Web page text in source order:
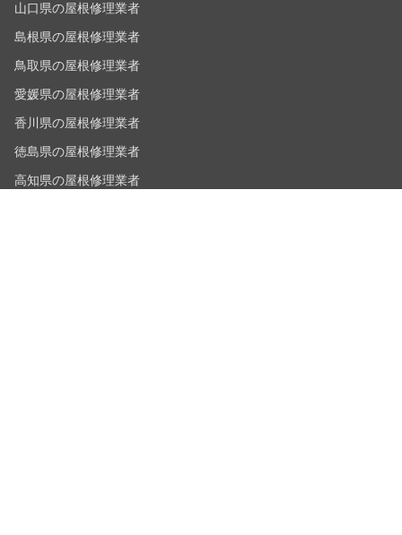
山口県の屋根修理業者
島根県の屋根修理業者
鳥取県の屋根修理業者
愛媛県の屋根修理業者
香川県の屋根修理業者
徳島県の屋根修理業者
高知県の屋根修理業者